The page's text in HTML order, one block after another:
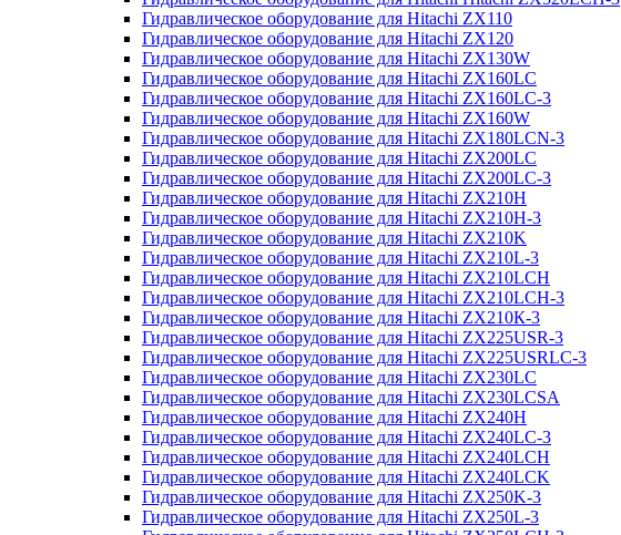
Гидравлическое оборудование для Hitachi ZX110
Гидравлическое оборудование для Hitachi ZX120
Гидравлическое оборудование для Hitachi ZX130W
Гидравлическое оборудование для Hitachi ZX160LC
Гидравлическое оборудование для Hitachi ZX160LC-3
Гидравлическое оборудование для Hitachi ZX160W
Гидравлическое оборудование для Hitachi ZX180LCN-3
Гидравлическое оборудование для Hitachi ZX200LC
Гидравлическое оборудование для Hitachi ZX200LC-3
Гидравлическое оборудование для Hitachi ZX210H
Гидравлическое оборудование для Hitachi ZX210H-3
Гидравлическое оборудование для Hitachi ZX210K
Гидравлическое оборудование для Hitachi ZX210L-3
Гидравлическое оборудование для Hitachi ZX210LCH
Гидравлическое оборудование для Hitachi ZX210LCH-3
Гидравлическое оборудование для Hitachi ZX210К-3
Гидравлическое оборудование для Hitachi ZX225USR-3
Гидравлическое оборудование для Hitachi ZX225USRLC-3
Гидравлическое оборудование для Hitachi ZX230LC
Гидравлическое оборудование для Hitachi ZX230LCSA
Гидравлическое оборудование для Hitachi ZX240H
Гидравлическое оборудование для Hitachi ZX240LC-3
Гидравлическое оборудование для Hitachi ZX240LCH
Гидравлическое оборудование для Hitachi ZX240LCK
Гидравлическое оборудование для Hitachi ZX250K-3
Гидравлическое оборудование для Hitachi ZX250L-3